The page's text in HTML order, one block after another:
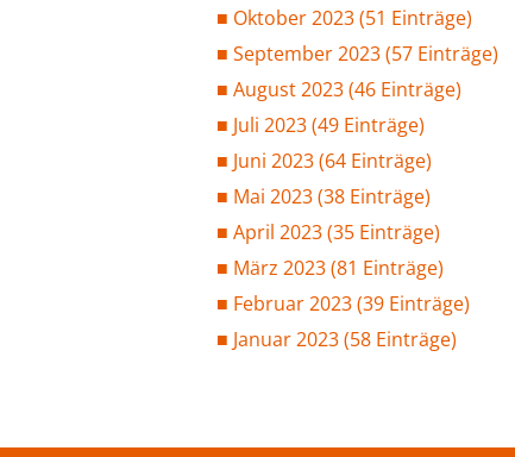
Oktober 2023 (51 Einträge)
September 2023 (57 Einträge)
August 2023 (46 Einträge)
Juli 2023 (49 Einträge)
Juni 2023 (64 Einträge)
Mai 2023 (38 Einträge)
April 2023 (35 Einträge)
März 2023 (81 Einträge)
Februar 2023 (39 Einträge)
Januar 2023 (58 Einträge)